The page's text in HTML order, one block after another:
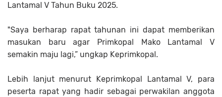
Lantamal V Tahun Buku 2025.
"Saya berharap rapat tahunan ini dapat memberikan
masukan baru agar Primkopal Mako Lantamal V
semakin maju lagi,” ungkap Keprimkopal.
Lebih lanjut menurut Keprimkopal Lantamal V, para
peserta rapat yang hadir sebagai perwakilan anggota